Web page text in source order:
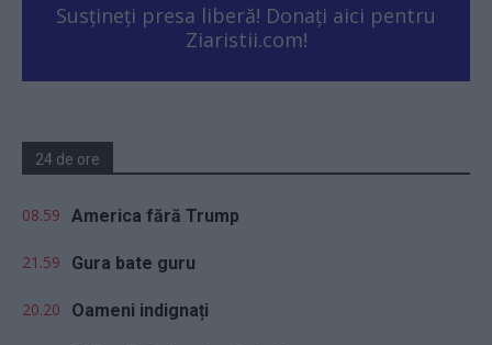
Susțineți presa liberă! Donați aici pentru
Ziaristii.com!
24 de ore
08.59 America fără Trump
21.59 Gura bate guru
20.20 Oameni indignați